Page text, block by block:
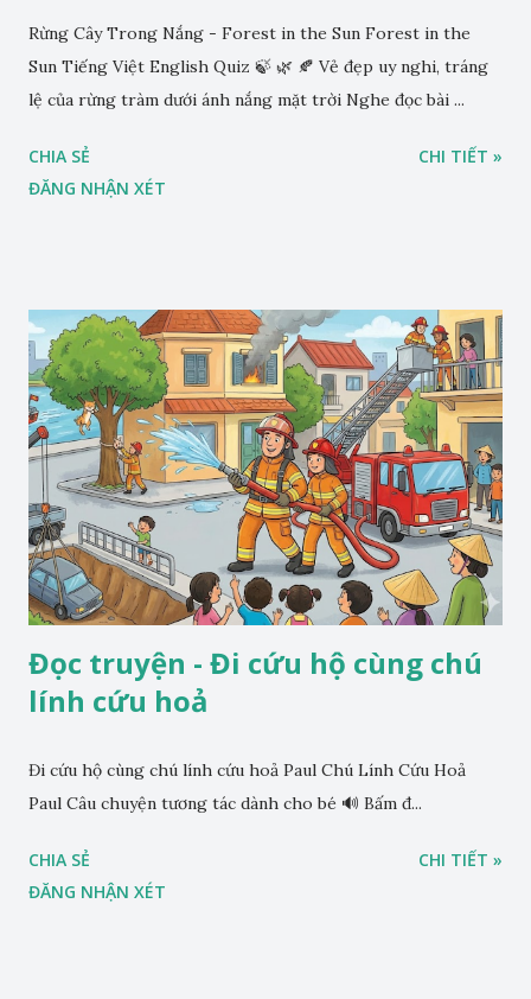
Rừng Cây Trong Nắng - Forest in the Sun Forest in the
Sun Tiếng Việt English Quiz 🍃 🌿 🍂 Vẻ đẹp uy nghi, tráng
lệ của rừng tràm dưới ánh nắng mặt trời Nghe đọc bài ...
CHIA SẺ
ĐĂNG NHẬN XÉT
CHI TIẾT »
Đọc truyện - Đi cứu hộ cùng chú
lính cứu hoả
Đi cứu hộ cùng chú lính cứu hoả Paul Chú Lính Cứu Hoả
Paul Câu chuyện tương tác dành cho bé 🔊 Bấm đ...
CHIA SẺ
ĐĂNG NHẬN XÉT
CHI TIẾT »